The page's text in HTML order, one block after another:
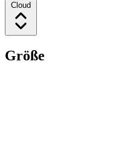
Cloud
Größe